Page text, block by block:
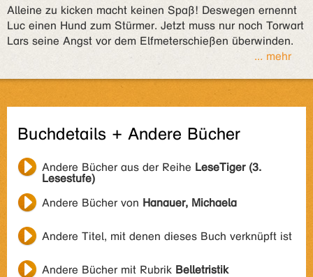
Alleine zu kicken macht keinen Spaß! Deswegen ernennt
Luc einen Hund zum Stürmer. Jetzt muss nur noch Torwart
Lars seine Angst vor dem Elfmeterschießen überwinden.
... mehr
Buchdetails + Andere Bücher
Andere Bücher aus der Reihe LeseTiger (3.
Lesestufe)
Andere Bücher von Hanauer, Michaela
Andere Titel, mit denen dieses Buch verknüpft ist
Andere Bücher mit Rubrik Belletristik